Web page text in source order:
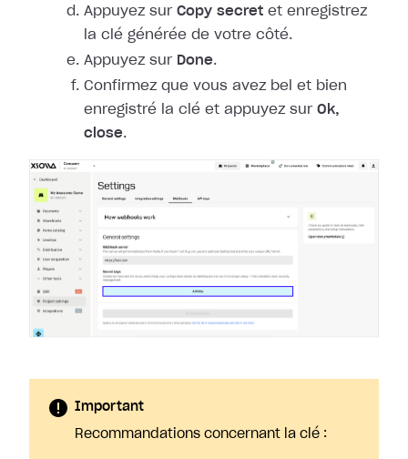
Appuyez sur Copy secret et enregistrez
la clé générée de votre côté.
Appuyez sur Done.
Confirmez que vous avez bel et bien
enregistré la clé et appuyez sur Ok,
close.
Important
Recommandations concernant la clé :